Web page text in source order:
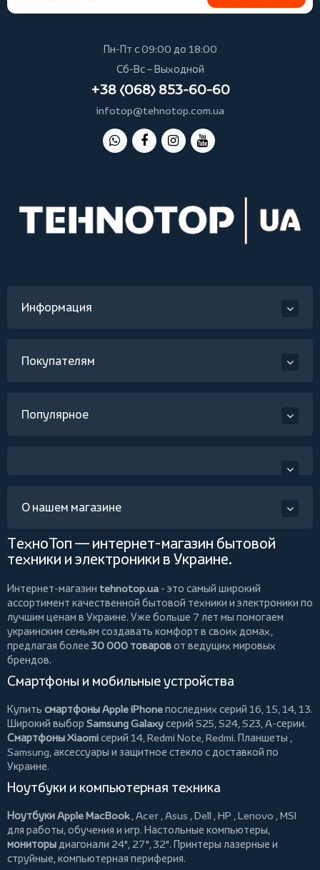
Пн-Пт с 09:00 до 18:00
Сб-Вс – Выходной
+38 (068) 853-60-60
infotop@tehnotop.com.ua
Информация
Покупателям
Популярное
О нашем магазине
ТехноТоп — интернет-магазин бытовой
техники и электроники в Украине.
Интернет-магазин tehnotop.ua - это самый широкий
ассортимент качественной бытовой техники и электроники по
лучшим ценам в Украине. Уже больше 7 лет мы помогаем
украинским семьям создавать комфорт в своих домах,
предлагая более 30 000 товаровот ведущих мировых
брендов.
Смартфоны и мобильные устройства
Купить смартфоны Apple iPhoneпоследних серий 16, 15, 14, 13.
Широкий выбор Samsung Galaxyсерий S25, S24, S23, A-серии.
Смартфоны Xiaomiсерий 14, Redmi Note, Redmi. Планшеты ,
Samsung, аксессуары и защитное стекло с доставкой по
Украине.
Ноутбуки и компьютерная техника
Ноутбуки Apple MacBook,Acer ,Asus ,Dell ,HP ,Lenovo ,MSI
для работы, обучения и игр. Настольные компьютеры,
мониторыдиагонали 24", 27", 32". Принтеры лазерные и
струйные, компьютерная периферия.